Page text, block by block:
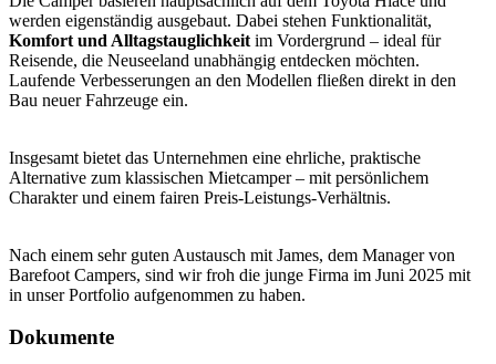
werden eigenständig ausgebaut. Dabei stehen Funktionalität,
Komfort und Alltagstauglichkeit im Vordergrund – ideal für
Reisende, die Neuseeland unabhängig entdecken möchten.
Laufende Verbesserungen an den Modellen fließen direkt in den
Bau neuer Fahrzeuge ein.
Insgesamt bietet das Unternehmen eine ehrliche, praktische
Alternative zum klassischen Mietcamper – mit persönlichem
Charakter und einem fairen Preis-Leistungs-Verhältnis.
Nach einem sehr guten Austausch mit James, dem Manager von
Barefoot Campers, sind wir froh die junge Firma im Juni 2025 mit
in unser Portfolio aufgenommen zu haben.
Dokumente